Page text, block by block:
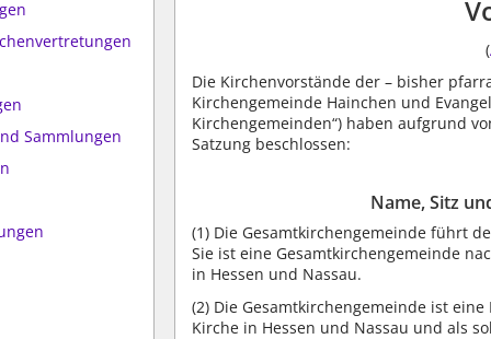
Sammlungen
(
Die Kirchenvorstände der – bisher
Kirchengemeinde Hainchen und
Kirchengemeinden“) haben aufgrund
Satzung beschlossen:
Name, Sitz
(1) Die Gesamtkirchengemeinde führt
Sie ist eine Gesamtkirchengemeinde
in Hessen und Nassau.
(2) Die Gesamtkirchengemeinde ist
Kirche in Hessen und Nassau und als